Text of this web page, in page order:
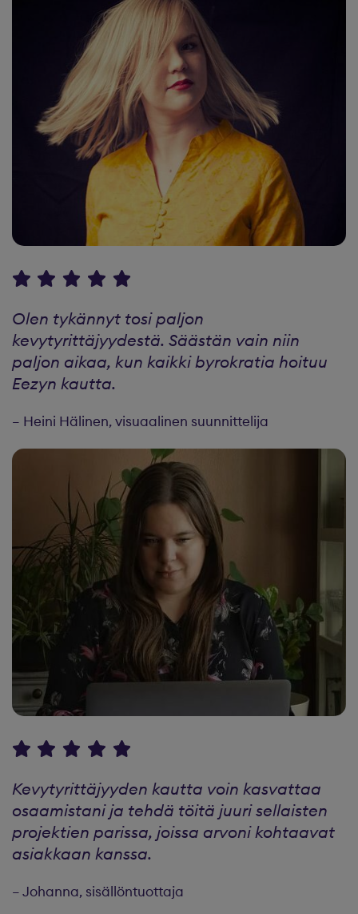
Olen tykännyt tosi paljon
kevytyrittäjyydestä. Säästän vain niin
paljon aikaa, kun kaikki byrokratia hoituu
Eezyn kautta.
– Heini Hälinen, visuaalinen suunnittelija
Kevytyrittäjyyden kautta voin kasvattaa
osaamistani ja tehdä töitä juuri sellaisten
projektien parissa, joissa arvoni kohtaavat
asiakkaan kanssa.
– Johanna, sisällöntuottaja